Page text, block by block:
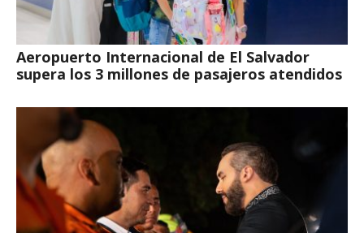
Aeropuerto Internacional de El Salvador
supera los 3 millones de pasajeros atendidos